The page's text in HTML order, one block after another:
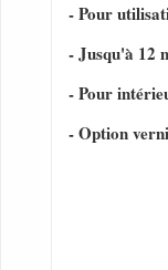
- Pour
- Jusqu'à 12
- Pour
- Option